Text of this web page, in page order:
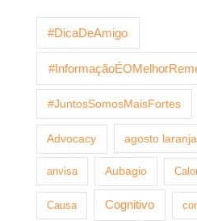
#DicaDeAmigo
#JuntosSomosMaisFortes
Advocacy agosto laranja
anvisa Aubagio
Causa Cognitivo